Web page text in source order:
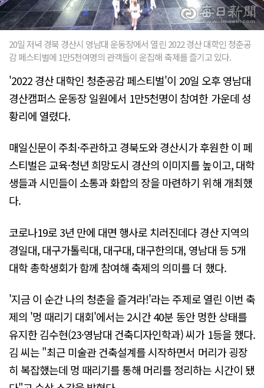
20일 저녁 경북 경산시 영남대 운동장에서 열린 2022 경산 대학인 청춘공
감 페스티벌에 1만5천여명의 관객들이 운집해 축제를 즐기고 있다.
'2022 경산 대학인 청춘공감 페스티벌'이 20일 오후 영남대
경산캠퍼스 운동장 일원에서 1만5천명이 참여한 가운데 성
황리에 열렸다.
매일신문이 주최·주관하고 경북도와 경산시가 후원한 이 페
스티벌은 교육·청년 희망도시 경산의 이미지를 높이고, 대학
생들과 시민들이 소통과 화합의 장을 마련하기 위해 개최했
다.
코로나19로 3년 만에 대면 행사로 치러진데다 경산 지역의
경일대, 대구가톨릭대, 대구대, 대구한의대, 영남대 등 5개
대학 총학생회가 함께 참여해 축제의 의미를 더 했다.
'지금 이 순간 나의 청춘을 즐겨라!'라는 주제로 열린 이번 축
제의 '멍 때리기 대회'에서는 2시간 40분 동안 멍한 상태를
유지한 김수현(23·영남대 건축디자인학과) 씨가 1등을 했다.
김 씨는 "최근 미술관 건축설계를 시작하면서 머리가 굉장
히 복잡했는데 멍 때리기를 통해 머리를 정리하는 시간이 됐